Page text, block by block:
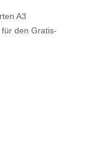
A3
den Gratis-